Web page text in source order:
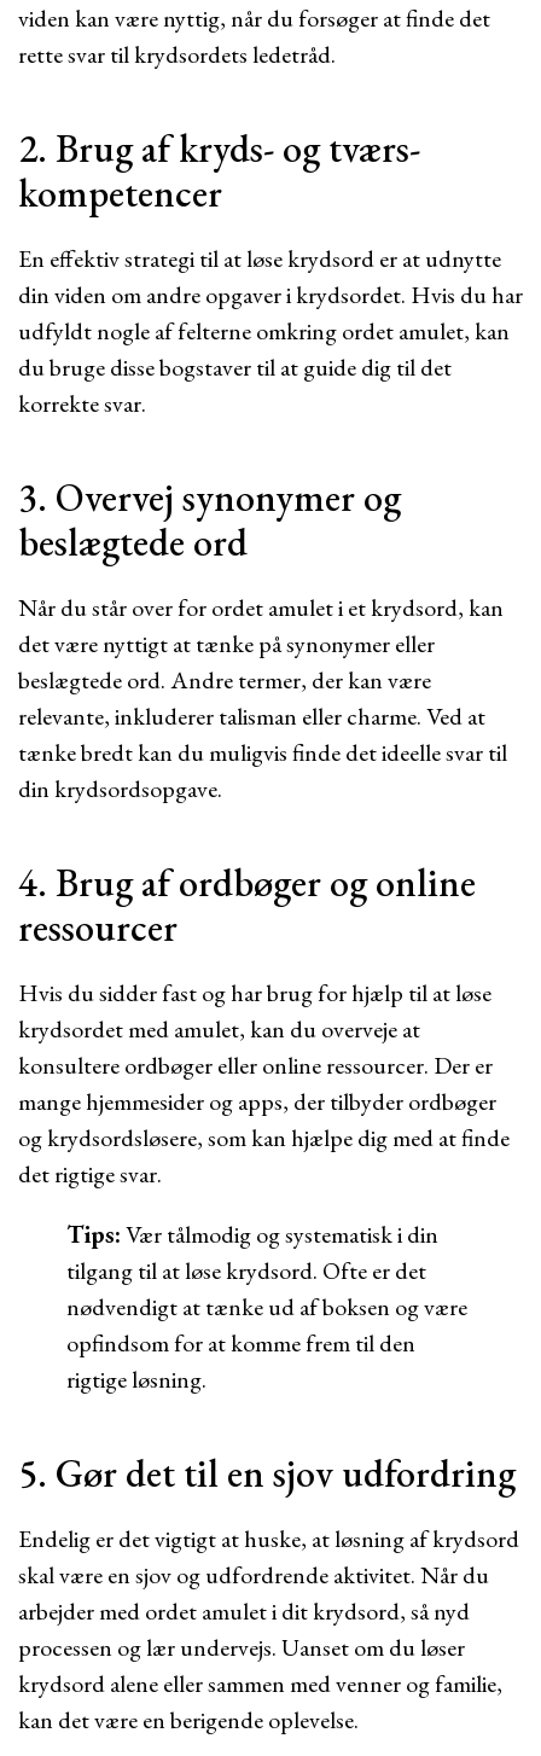
viden kan være nyttig, når du forsøger at finde det
rette svar til krydsordets ledetråd.
2. Brug af kryds- og tværs-
kompetencer
En effektiv strategi til at løse krydsord er at udnytte
din viden om andre opgaver i krydsordet. Hvis du har
udfyldt nogle af felterne omkring ordet amulet, kan
du bruge disse bogstaver til at guide dig til det
korrekte svar.
3. Overvej synonymer og
beslægtede ord
Når du står over for ordet amulet i et krydsord, kan
det være nyttigt at tænke på synonymer eller
beslægtede ord. Andre termer, der kan være
relevante, inkluderer talisman eller charme. Ved at
tænke bredt kan du muligvis finde det ideelle svar til
din krydsordsopgave.
4. Brug af ordbøger og online
ressourcer
Hvis du sidder fast og har brug for hjælp til at løse
krydsordet med amulet, kan du overveje at
konsultere ordbøger eller online ressourcer. Der er
mange hjemmesider og apps, der tilbyder ordbøger
og krydsordsløsere, som kan hjælpe dig med at finde
det rigtige svar.
Tips:Vær tålmodig og systematisk i din
tilgang til at løse krydsord. Ofte er det
nødvendigt at tænke ud af boksen og være
opfindsom for at komme frem til den
rigtige løsning.
5. Gør det til en sjov udfordring
Endelig er det vigtigt at huske, at løsning af krydsord
skal være en sjov og udfordrende aktivitet. Når du
arbejder med ordet amulet i dit krydsord, så nyd
processen og lær undervejs. Uanset om du løser
krydsord alene eller sammen med venner og familie,
kan det være en berigende oplevelse.